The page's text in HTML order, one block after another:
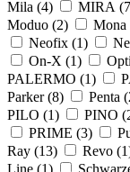
Mila (4) MIRA (7
Moduo (2) Mona
Neofix (1)
On-X (1)
PALERMO (1)
Parker (8) Penta (
PILO (1) PINO (
PRIME (3)
Ray (13) Revo (1
Line (1)